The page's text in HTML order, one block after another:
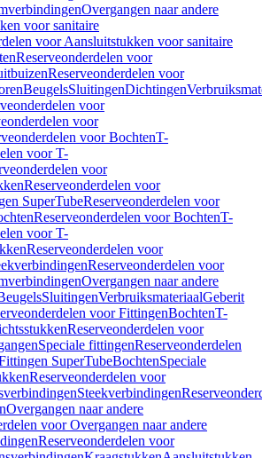
Overgangen naar andere
voor sanitaire
voor Aansluitstukken voor sanitaire
Reserveonderdelen voor
Reserveonderdelen voor
BeugelsSluitingenDichtingen
voor
voor
voor BochtenT-
voor T-
voor
Reserveonderdelen voor
SuperTubeReserveonderdelen voor
Reserveonderdelen voor BochtenT-
voor T-
Reserveonderdelen voor
Reserveonderdelen voor
Overgangen naar andere
SluitingenVerbruiksmateriaalGeberit
voor FittingenBochtenT-
Reserveonderdelen voor
Speciale fittingenReserveonderdelen
SuperTubeBochtenSpeciale
Reserveonderdelen voor
Steekverbindingen
Overgangen naar andere
voor Overgangen naar andere
Reserveonderdelen voor